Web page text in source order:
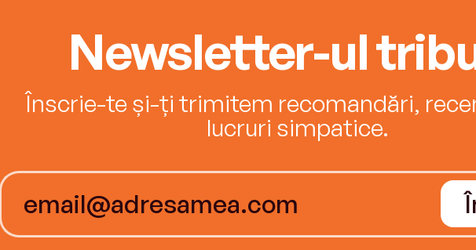
Newsletter-ul
Înscrie-te și-ți trimitem recomandări,
lucruri simpatice.